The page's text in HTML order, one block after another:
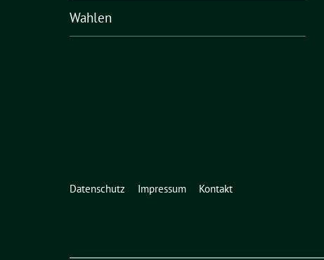
Wahlen
Datenschutz Impressum Kontakt